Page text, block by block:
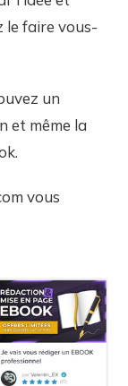
le faire vous-
un
et même la
vous